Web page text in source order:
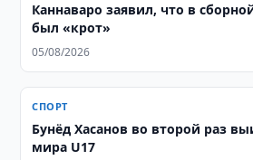
Каннаваро заявил, что в
был «крот»
05/08/2026
СПОРТ
Бунёд Хасанов во второй раз
мира U17